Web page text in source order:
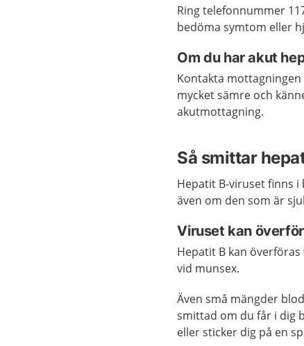
Ring telefonnummer
bedöma symtom eller
Om du har akut
Kontakta
mycket sämre och
akutmottagning.
Så smittar
Hepatit B-viruset finns
även om den som är
Viruset kan
Hepatit B kan
vid munsex.
Även små mängder
smittad om du får i dig
eller sticker dig på en